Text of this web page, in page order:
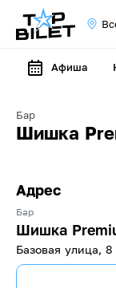
Афиша
Бар
Шишка
Адрес
Бар
Шишка
Базовая улица, 8